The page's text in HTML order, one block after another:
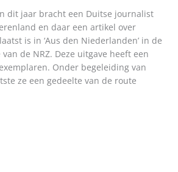
dit jaar bracht een Duitse journalist
en daar een artikel over
is in ‘Aus den Niederlanden’ in de
de NRZ. Deze uitgave heeft een
Onder begeleiding van
ze een gedeelte van de route